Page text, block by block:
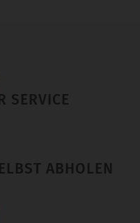
SERVICE
ABHOLEN